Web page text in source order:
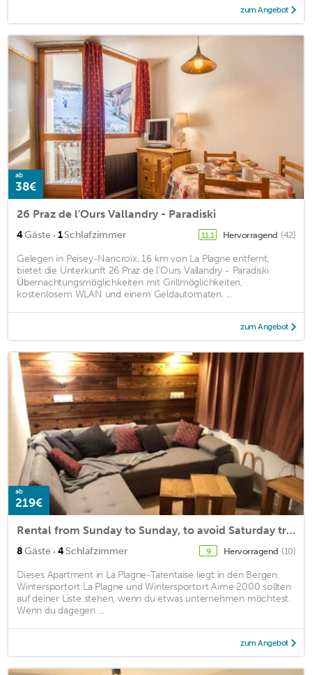
zum Angebot
ab
38€
26 Praz de l'Ours Vallandry - Paradiski
4Gäste · 1Schlafzimmer 11,1 Hervorragend (42)
Gelegen in Peisey-Nancroix, 16 km von La Plagne entfernt,
bietet die Unterkunft 26 Praz de l'Ours Vallandry - Paradiski
Übernachtungsmöglichkeiten mit Grillmöglichkeiten,
kostenlosem WLAN und einem Geldautomaten. ...
zum Angebot
ab
219€
Rental from Sunday to Sunday, to avoid Saturday traffic!
8Gäste · 4Schlafzimmer 9 Hervorragend (10)
Dieses Apartment in La Plagne-Tarentaise liegt in den Bergen.
Wintersportort La Plagne und Wintersportort Aime 2000 sollten
auf deiner Liste stehen, wenn du etwas unternehmen möchtest.
Wenn du dagegen ...
zum Angebot